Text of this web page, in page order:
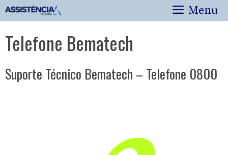
Pular
para
conteúdo
Menu
Telefone Bematech
Suporte Técnico Bematech – Telefone 0800